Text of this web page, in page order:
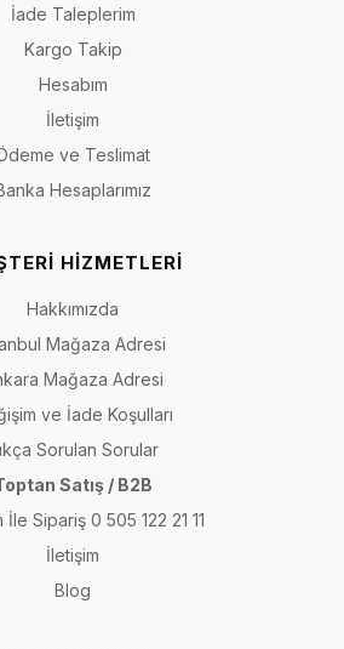
İade Taleplerim
Kargo Takip
Hesabım
İletişim
ve Teslimat
Hesaplarımız
HİZMETLERİ
Hakkımızda
Mağaza Adresi
Mağaza Adresi
ve İade Koşulları
Sorulan Sorular
Satış / B2B
Sipariş 0 505 122 21 11
İletişim
Blog